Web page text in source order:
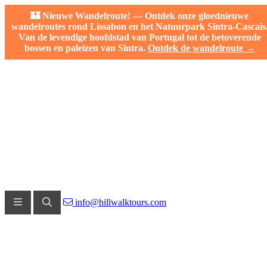
🏰 Nieuwe Wandelroute! — Ontdek onze gloednieuwe
wandelroutes rond Lissabon en het Natuurpark Sintra-
Van de levendige hoofdstad van Portugal tot de betoverende
bossen en paleizen van Sintra. Ontdek de wandelroute →
info@hillwalktours.com